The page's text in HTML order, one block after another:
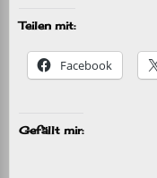
Teilen mit:
Facebook
Gefällt mir: